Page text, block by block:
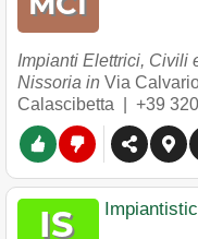
Impianti Elettrici, Civili
Nissoria in Via
Calascibetta | +39